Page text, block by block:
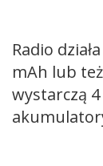
Radio
mAh lub
wystarczą